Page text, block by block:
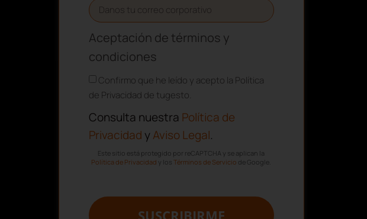
Aceptación de términos y
condiciones
Confirmo que he leído y acepto la Política
de Privacidad de tugesto.
Consulta nuestra Política de
Privacidad y Aviso Legal.
Este sitio está protegido por reCAPTCHA y se aplican la
Política de Privacidad y losTérminos de Servicio de Google.
SUSCRIBIRME